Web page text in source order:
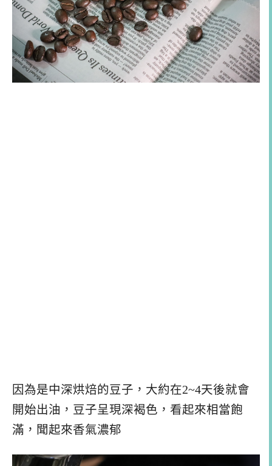
因為是中深烘焙的豆子，大約在2~4天後就會
開始出油，豆子呈現深褐色，看起來相當飽
滿，聞起來香氣濃郁